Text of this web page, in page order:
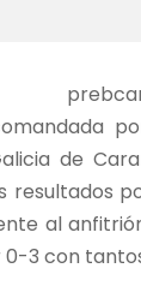
de
al
3 con